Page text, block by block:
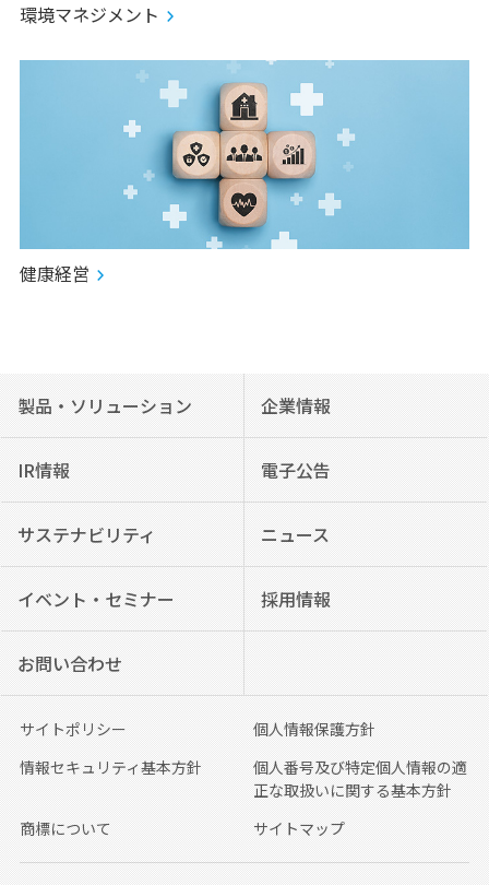
環境マネジメント
健康経営
製品・ソリューション 企業情報
IR情報 電子公告
サステナビリティ ニュース
イベント・セミナー 採用情報
お問い合わせ
サイトポリシー
個人情報保護方針
情報セキュリティ基本方針
個人番号及び特定個人情報の適
正な取扱いに関する基本方針
商標について
サイトマップ